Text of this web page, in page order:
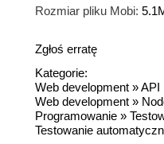
Rozmiar pliku Mobi:
Zgłoś erratę
Kategorie:
Web development »API
Web development »
Programowanie »
Testowanie